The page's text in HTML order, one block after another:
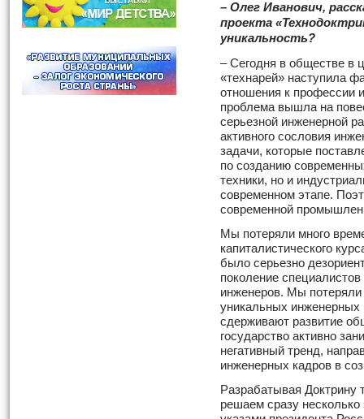
– Олег Иванович,
проекта
уникальность?
– Сегодня в обществе в
«технарей» наступила
отношения к профессии
проблема вышла на
серьезной инженерной
активного сословия
задачи, которые
по созданию
техники, но и
современном этапе.
современной
Мы потеряли много
капиталистического
было серьезно
поколение
инженеров. Мы потеряли
уникальных инженерных
сдерживают развитие
государство активно
негативный тренд,
инженерных кадров в
Разрабатывая Доктрину
решаем сразу